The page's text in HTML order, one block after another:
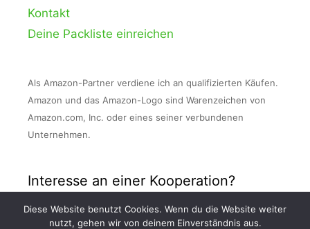
Kontakt
Deine Packliste einreichen
Als Amazon-Partner verdiene ich an qualifizierten Käufen.
Amazon und das Amazon-Logo sind Warenzeichen von
Amazon.com, Inc. oder eines seiner verbundenen
Unternehmen.
Interesse an einer Kooperation?
Nimm Kontakt zu mir auf und schreibe mir
Diese Website benutzt Cookies. Wenn du die Website weiter
nutzt, gehen wir von deinem Einverständnis aus.